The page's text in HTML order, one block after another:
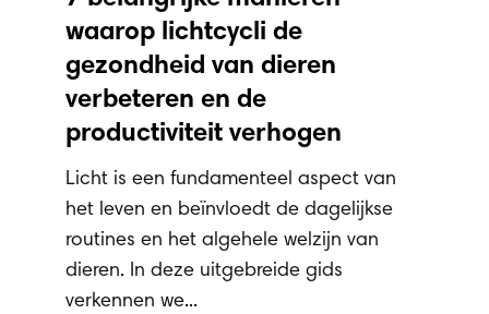
waarop lichtcycli de
gezondheid van dieren
verbeteren en de
productiviteit verhogen
Licht is een fundamenteel aspect van
het leven en beïnvloedt de dagelijkse
routines en het algehele welzijn van
dieren. In deze uitgebreide gids
verkennen we...